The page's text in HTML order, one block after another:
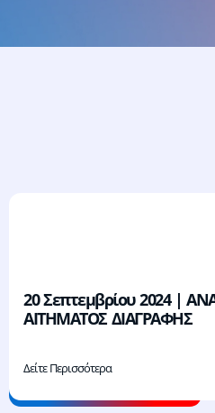
20 Σεπτεμβρίου 2024 |
ΑΙΤΗΜΑΤΟΣ ΔΙΑΓΡΑΦΗΣ
Δείτε Περισσότερα